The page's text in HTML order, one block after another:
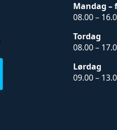
Mandag –
08.00 –
Tordag
08.00 –
Lørdag
09.00 –